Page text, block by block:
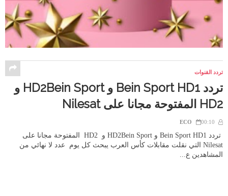
تردد القنوات
تردد Bein Sport HD1 و HD2Bein Sport و
HD2 المفتوحة مجانا على Nilesat
ECO 00:10
تردد Bein Sport HD1 و HD2Bein Sport و HD2 المفتوحة مجانا على
Nilesat التي نقلت مقابلات كأس العرب يبحث كل يوم عدد لا نهائي من
المشاهدين ع...